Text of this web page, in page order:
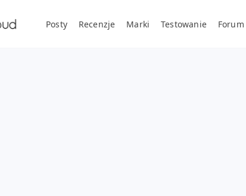
Posty Recenzje Marki Testowanie Forum